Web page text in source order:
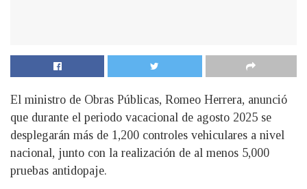
El ministro de Obras Públicas, Romeo Herrera, anunció
que durante el periodo vacacional de agosto 2025 se
desplegarán más de 1,200 controles vehiculares a nivel
nacional, junto con la realización de al menos 5,000
pruebas antidopaje.